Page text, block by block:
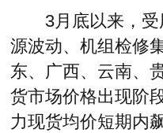
3月底以来，
源波动、机组检修
东、广西、云南、
货市场价格出现阶
力现货均价短期内